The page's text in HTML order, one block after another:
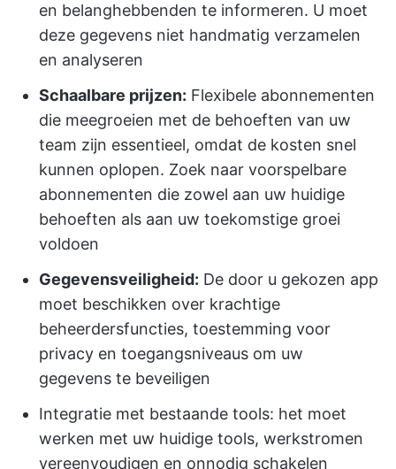
en belanghebbenden te informeren. U moet
deze gegevens niet handmatig verzamelen
en analyseren
Schaalbare prijzen: Flexibele abonnementen
die meegroeien met de behoeften van uw
team zijn essentieel, omdat de kosten snel
kunnen oplopen. Zoek naar voorspelbare
abonnementen die zowel aan uw huidige
behoeften als aan uw toekomstige groei
voldoen
Gegevensveiligheid: De door u gekozen app
moet beschikken over krachtige
beheerdersfuncties, toestemming voor
privacy en toegangsniveaus om uw
gegevens te beveiligen
Integratie met bestaande tools: het moet
werken met uw huidige tools, werkstromen
vereenvoudigen en onnodig schakelen